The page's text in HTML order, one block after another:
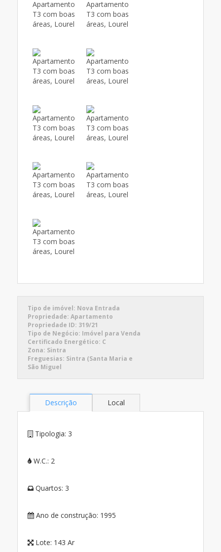
Tipo de imóvel: Nova Entrada
Propriedade: Apartamento
Propriedade ID: 319/21
Tipo de Negócio: Imóvel para Venda
Certificado Energético: C
Zona: Sintra
Freguesias: Sintra (Santa Maria e
São Miguel
Descrição Local
Tipologia: 3
W.C.: 2
Quartos: 3
Ano de construção: 1995
Lote: 143 Ar